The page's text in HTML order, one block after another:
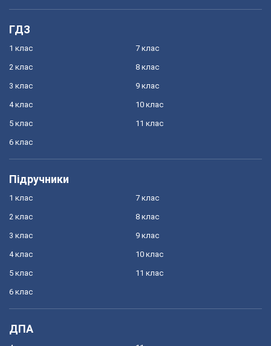
ГДЗ
1 клас
2 клас
3 клас
4 клас
5 клас
6 клас
7 клас
8 клас
9 клас
10 клас
11 клас
Підручники
1 клас
2 клас
3 клас
4 клас
5 клас
6 клас
7 клас
8 клас
9 клас
10 клас
11 клас
ДПА